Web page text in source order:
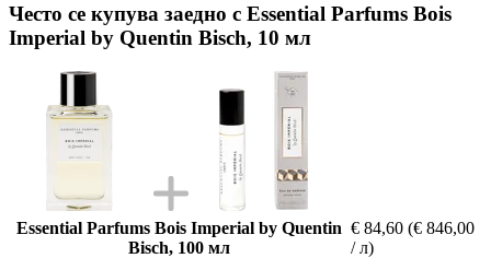
Често се купува заедно с Essential Parfums Bois
Imperial by Quentin Bisch, 10 мл
Essential Parfums Bois Imperial by Quentin
Bisch, 100 мл
€ 84,60 (€ 846,00
/ л)